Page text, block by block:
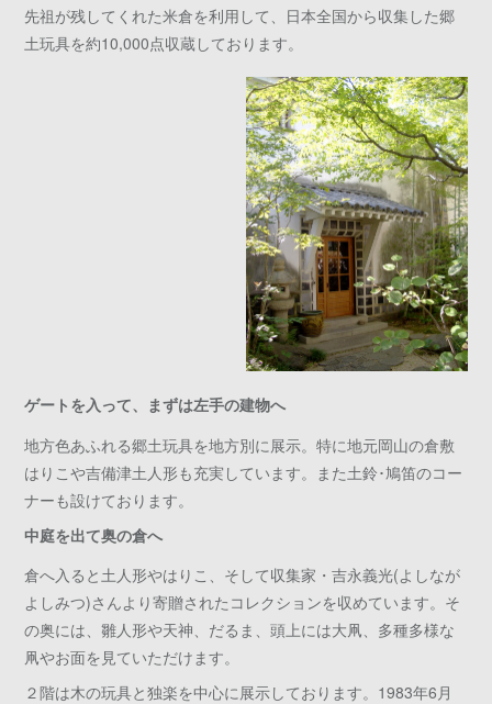
先祖が残してくれた米倉を利用して、日本全国から収集した郷
土玩具を約10,000点収蔵しております。
ゲートを入って、まずは左手の建物へ
地方色あふれる郷土玩具を地方別に展示。特に地元岡山の倉敷
はりこや吉備津土人形も充実しています。また土鈴･鳩笛のコー
ナーも設けております。
中庭を出て奥の倉へ
倉へ入ると土人形やはりこ、そして収集家・吉永義光(よしなが
よしみつ)さんより寄贈されたコレクションを収めています。そ
の奥には、雛人形や天神、だるま、頭上には大凧、多種多様な
凧やお面を見ていただけます。
２階は木の玩具と独楽を中心に展示しております。1983年6月